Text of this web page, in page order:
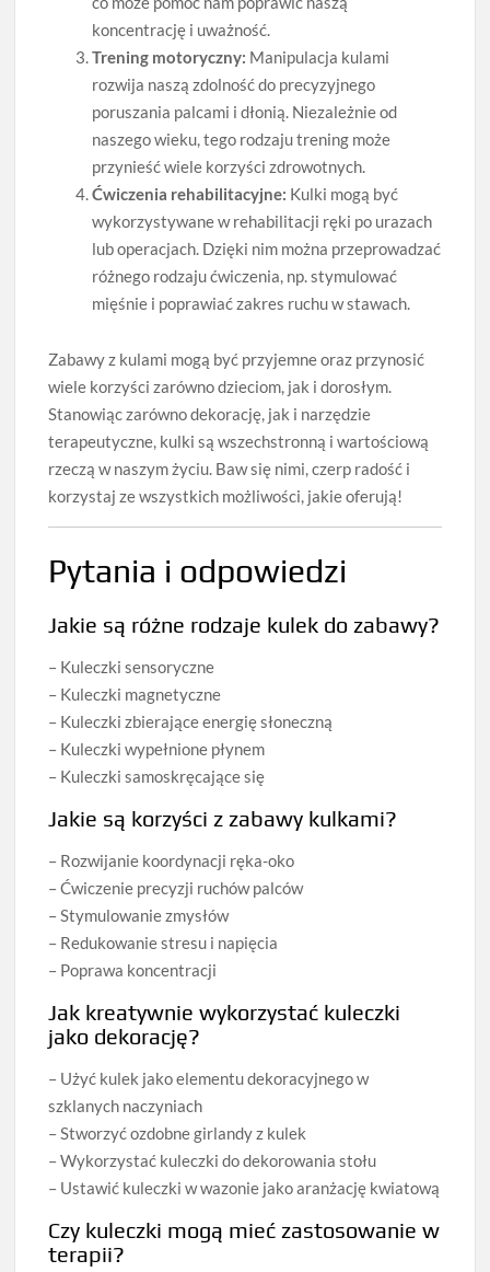
koncentrację i uważność.
Trening motoryczny: Manipulacja kulami
rozwija naszą zdolność do precyzyjnego
poruszania palcami i dłonią. Niezależnie od
naszego wieku, tego rodzaju trening może
przynieść wiele korzyści zdrowotnych.
Ćwiczenia rehabilitacyjne: Kulki mogą być
wykorzystywane w rehabilitacji ręki po urazach
lub operacjach. Dzięki nim można przeprowadzać
różnego rodzaju ćwiczenia, np. stymulować
mięśnie i poprawiać zakres ruchu w stawach.
Zabawy z kulami mogą być przyjemne oraz przynosić
wiele korzyści zarówno dzieciom, jak i dorosłym.
Stanowiąc zarówno dekorację, jak i narzędzie
terapeutyczne, kulki są wszechstronną i wartościową
rzeczą w naszym życiu. Baw się nimi, czerp radość i
korzystaj ze wszystkich możliwości, jakie oferują!
Pytania i odpowiedzi
Jakie są różne rodzaje kulek do zabawy?
– Kuleczki sensoryczne
– Kuleczki magnetyczne
– Kuleczki zbierające energię słoneczną
– Kuleczki wypełnione płynem
– Kuleczki samoskręcające się
Jakie są korzyści z zabawy kulkami?
– Rozwijanie koordynacji ręka-oko
– Ćwiczenie precyzji ruchów palców
– Stymulowanie zmysłów
– Redukowanie stresu i napięcia
– Poprawa koncentracji
Jak kreatywnie wykorzystać kuleczki
jako dekorację?
– Użyć kulek jako elementu dekoracyjnego w
szklanych naczyniach
– Stworzyć ozdobne girlandy z kulek
– Wykorzystać kuleczki do dekorowania stołu
– Ustawić kuleczki w wazonie jako aranżację kwiatową
Czy kuleczki mogą mieć zastosowanie w
terapii?